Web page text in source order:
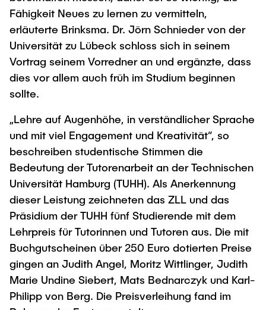
Fähigkeit Neues zu lernen zu vermitteln,
erläuterte Brinksma. Dr. Jörn Schnieder von der
Universität zu Lübeck schloss sich in seinem
Vortrag seinem Vorredner an und ergänzte, dass
dies vor allem auch früh im Studium beginnen
sollte.
„Lehre auf Augenhöhe, in verständlicher Sprache
und mit viel Engagement und Kreativität“, so
beschreiben studentische Stimmen die
Bedeutung der Tutorenarbeit an der Technischen
Universität Hamburg (TUHH). Als Anerkennung
dieser Leistung zeichneten das ZLL und das
Präsidium der TUHH fünf Studierende mit dem
Lehrpreis für Tutorinnen und Tutoren aus. Die mit
Buchgutscheinen über 250 Euro dotierten Preise
gingen an Judith Angel, Moritz Wittlinger, Judith
Marie Undine Siebert, Mats Bednarczyk und Karl-
Philipp von Berg. Die Preisverleihung fand im